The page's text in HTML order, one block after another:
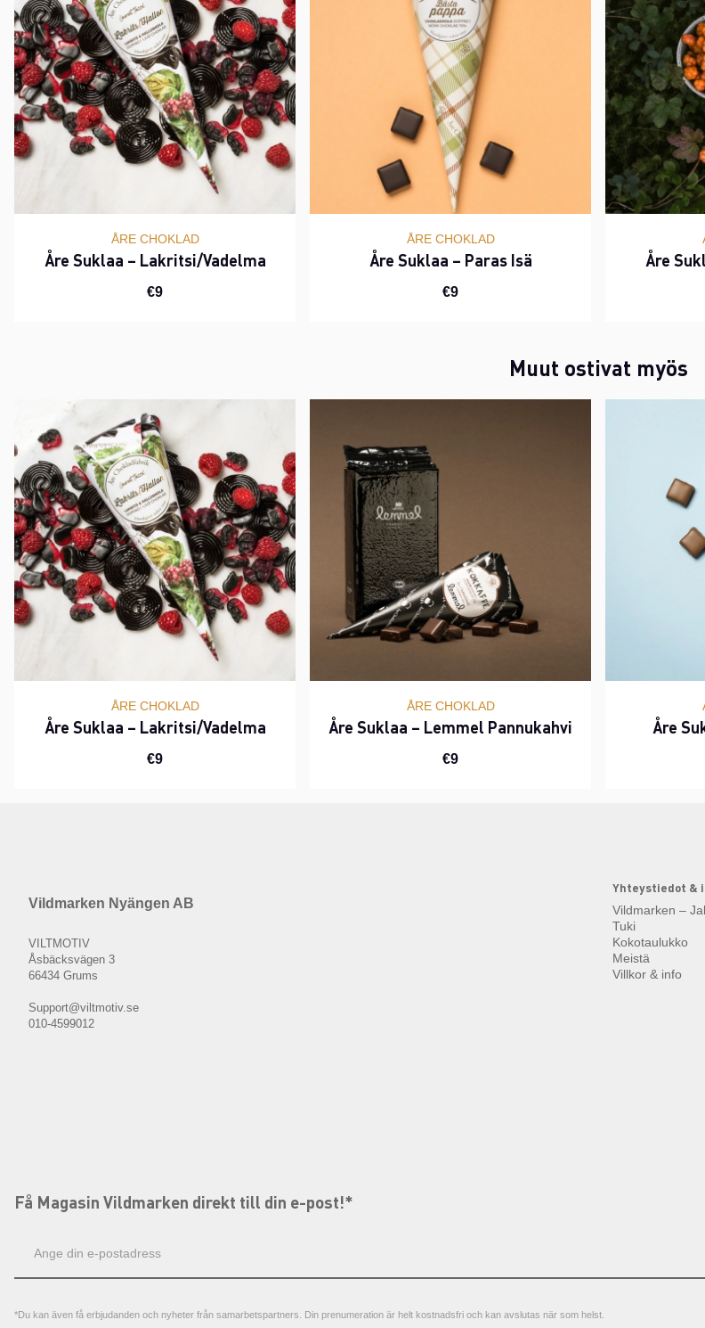
ÅRE CHOKLAD
Åre Suklaa – Lakritsi/Vadelma
€9
ÅRE CHOKLAD
Åre Suklaa – Paras Isä
€9
Åre
Muut ostivat myös
ÅRE CHOKLAD
Åre Suklaa – Lakritsi/Vadelma
€9
ÅRE CHOKLAD
Åre Suklaa – Lemmel Pannukahvi
€9
Åre
Vildmarken Nyängen AB
VILTMOTIV
Åsbäcksvägen 3
66434 Grums
Support@viltmotiv.se
010-4599012
Yhteystiedot &
Vildmarken –
Tuki
Kokotaulukko
Meistä
Villkor & info
Få Magasin Vildmarken direkt till din e-post!*
postadress
*Du kan även få erbjudanden och nyheter från samarbetspartners. Din prenumeration är helt kostnadsfri och kan avslutas när som helst.